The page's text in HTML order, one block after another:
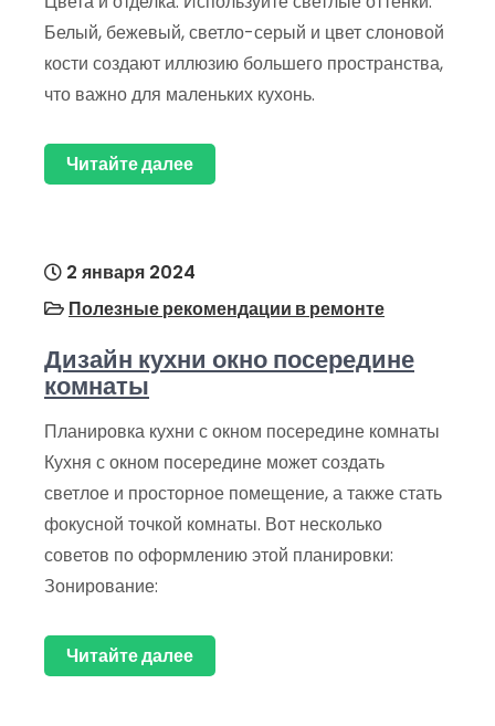
Белый, бежевый, светло-серый и цвет слоновой
кости создают иллюзию большего пространства,
что важно для маленьких кухонь.
Читайте далее
2 января 2024
Полезные рекомендации в ремонте
Дизайн кухни окно посередине
комнаты
Планировка кухни с окном посередине комнаты
Кухня с окном посередине может создать
светлое и просторное помещение, а также стать
фокусной точкой комнаты. Вот несколько
советов по оформлению этой планировки:
Зонирование:
Читайте далее